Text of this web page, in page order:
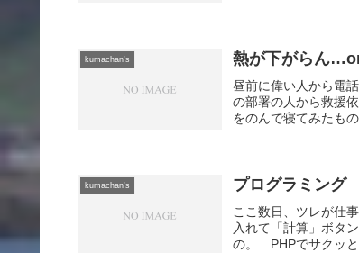
kumachan's 熱が下がらん
昼前に偉い人から電
の部署の人から救援
をのんで寝てみたも
kumachan's プログラミング
ここ数日、ツレが仕
入れて「計算」ボタ
の。 PHPでサクッと